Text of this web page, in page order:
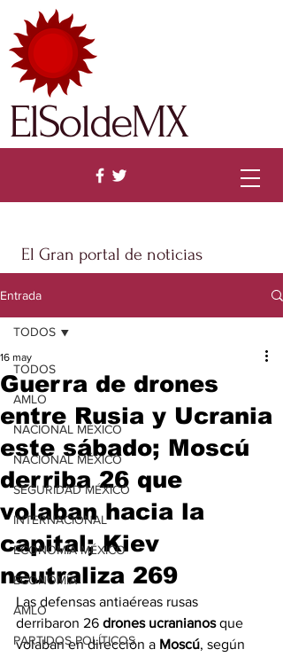
El Gran portal de noticias
ElSoldeMX
Entrada
TODOS
AMLO
NACIONAL MÉXICO
NACIONAL MÉXICO
SEGURIDAD MÉXICO
INTERNACIONAL
ECONOMÍA MÉXICO
ECONOMÍA
AMLO
PARTIDOS POLÍTICOS
TODOS
Guerra de drones
entre Rusia y Ucrania
este sábado; Moscú
derriba 26 que
volaban hacia la
capital; Kiev
neutraliza 269
16 may
Las defensas antiaéreas rusas
derribaron 26 drones ucranianos que
volaban en dirección a Moscú, según